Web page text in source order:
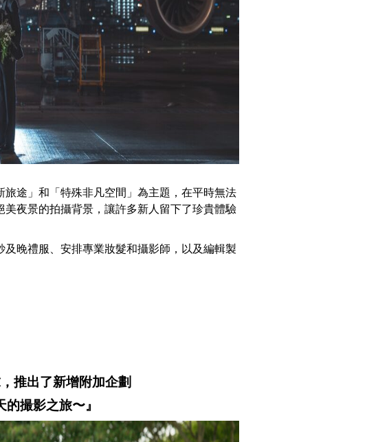
途」和「特殊非凡空間」為主題，在平時無法
夜景的拍攝背景，讓許多新人留下了珍貴體驗
晚禮服、安排專業妝髮和攝影師，以及編輯製
推出了新增附加企劃
撮影之旅〜』